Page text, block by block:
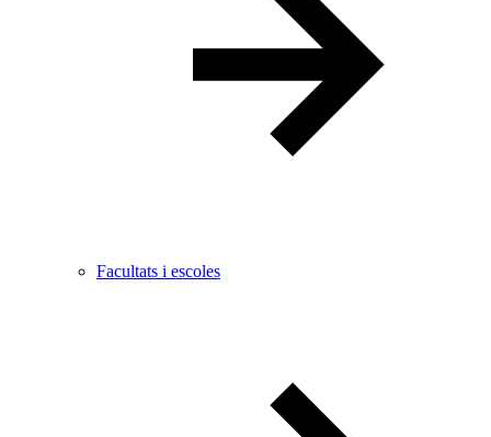
Facultats i escoles